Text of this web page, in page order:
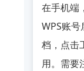
在手机端
WPS账
档，点击
用。需要